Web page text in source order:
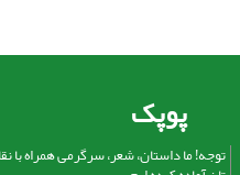
پوپک
توجه! ما داستان، شعر، سرگرمی همراه